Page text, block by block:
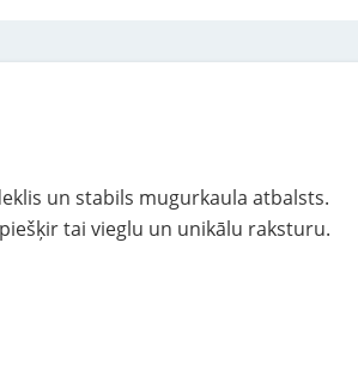
un stabils mugurkaula atbalsts.
tai vieglu un unikālu raksturu.